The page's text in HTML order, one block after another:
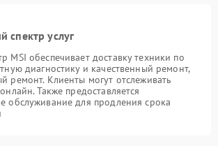
спектр услуг
MSI обеспечивает доставку техники по
диагностику и качественный ремонт,
ремонт. Клиенты могут отслеживать
Также предоставляется
обслуживание для продления срока